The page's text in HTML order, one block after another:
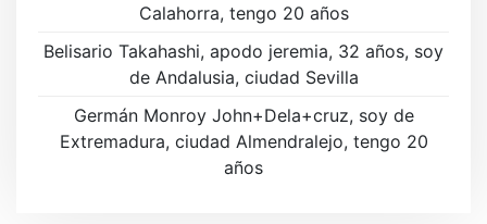
e
Calahorra, tengo 20 años
Belisario Takahashi, apodo jeremia, 32 años, soy
de Andalusia, ciudad Sevilla
Germán Monroy John+Dela+cruz, soy de
Extremadura, ciudad Almendralejo, tengo 20
años